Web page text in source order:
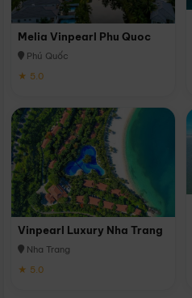
Melia Vinpearl Phu Quoc
Phú Quốc
★ 5.0
Vinpearl Luxury Nha Trang
Nha Trang
★ 5.0